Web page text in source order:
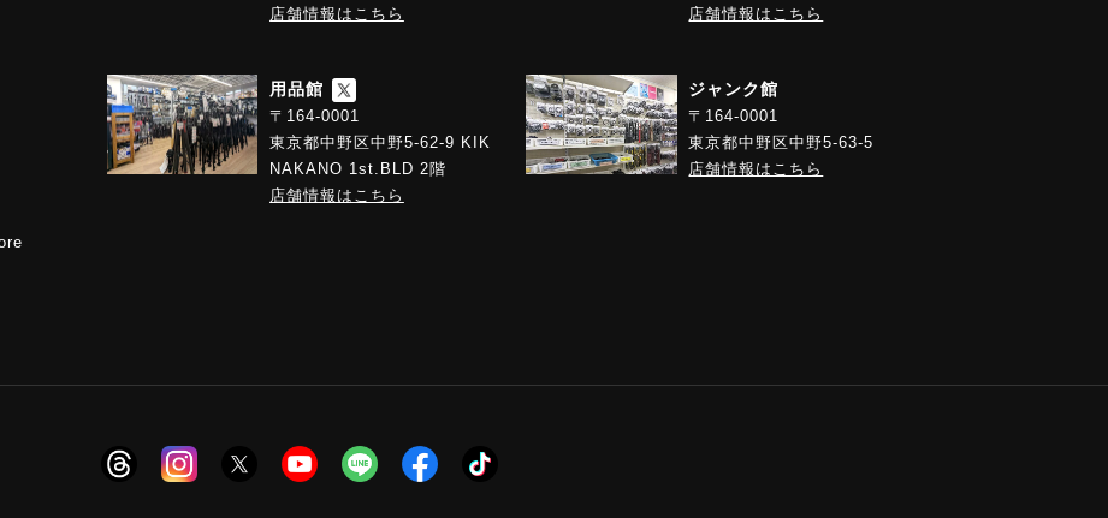
店舗情報はこちら
店舗情報はこちら
用品館
〒164-0001
東京都中野区中野5-62-9 KIK
NAKANO 1st.BLD 2階
店舗情報はこちら
ジャンク館
〒164-0001
東京都中野区中野5-63-5
店舗情報はこちら